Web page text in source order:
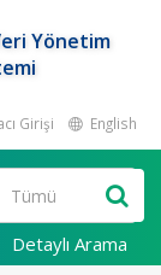
Yönetim
Girişi English
Detaylı Arama